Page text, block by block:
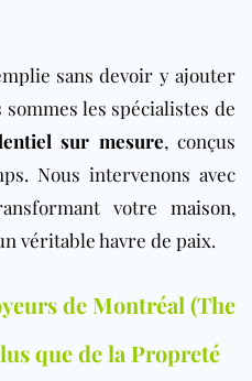
sans devoir y ajouter
les spécialistes de
sur mesure, conçus
Nous intervenons avec
votre maison,
véritable havre de paix.
de Montréal (The
que de la Propreté